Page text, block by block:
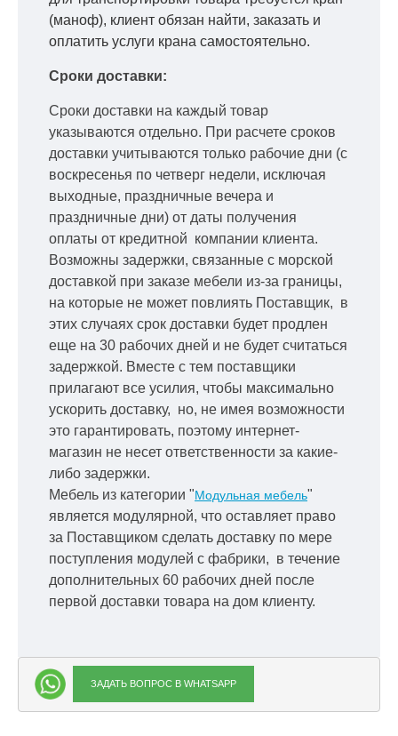
(маноф), клиент обязан найти, заказать и
оплатить услуги крана самостоятельно.
Сроки доставки:
Сроки доставки на каждый товар
указываются отдельно. При расчете сроков
доставки учитываются только рабочие дни (с
воскресенья по четверг недели, исключая
выходные, праздничные вечера и
праздничные дни) от даты получения
оплаты от кредитной компании клиента.
Возможны задержки, связанные с морской
доставкой при заказе мебели из-за границы,
на которые не может повлиять Поставщик, в
этих случаях срок доставки будет продлен
еще на 30 рабочих дней и не будет считаться
задержкой. Вместе с тем поставщики
прилагают все усилия, чтобы максимально
ускорить доставку, но, не имея возможности
это гарантировать, поэтому интернет-
магазин не несет ответственности за какие-
либо задержки.
Мебель из категории "Модульная мебель"
является модулярной, что оставляет право
за Поставщиком сделать доставку по мере
поступления модулей с фабрики, в течение
дополнительных 60 рабочих дней после
первой доставки товара на дом клиенту.
ЗАДАТЬ ВОПРОС В WHATSAPP